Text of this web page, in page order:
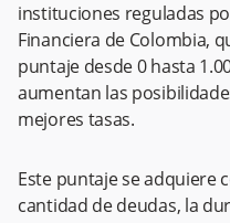
instituciones reguladas
Financiera de Colombia,
puntaje desde 0 hasta
aumentan las
mejores tasas.
Este puntaje se adquiere
cantidad de deudas, la